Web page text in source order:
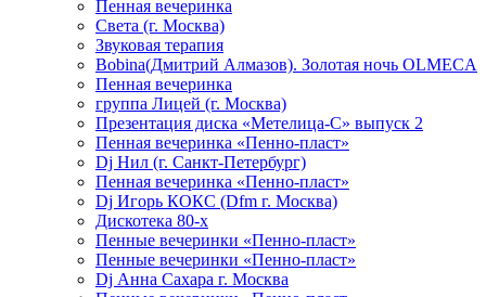
Пенная вечеринка
Света (г. Москва)
Звуковая терапия
Bobina(Дмитрий Алмазов). Золотая ночь OLMECA
Пенная вечеринка
группа Лицей (г. Москва)
Презентация диска «Метелица-С» выпуск 2
Пенная вечеринка «Пенно-пласт»
Dj Нил (г. Санкт-Петербург)
Пенная вечеринка «Пенно-пласт»
Dj Игорь КОКС (Dfm г. Москва)
Дискотека 80-х
Пенные вечеринки «Пенно-пласт»
Пенные вечеринки «Пенно-пласт»
Dj Анна Сахара г. Москва